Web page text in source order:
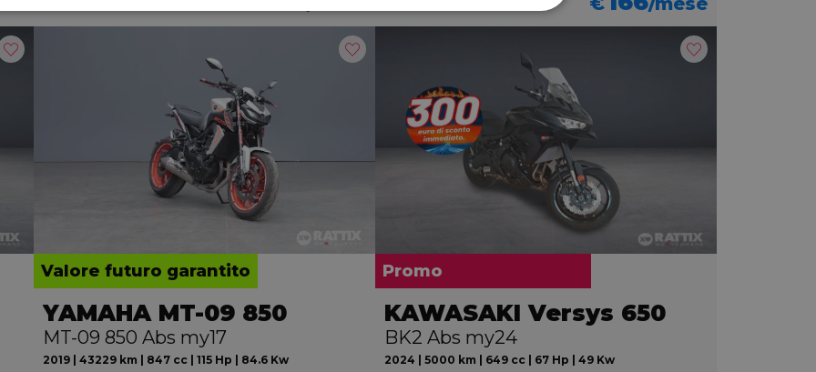
Valore futuro garantito
YAMAHA MT-09 850
MT-09 850 Abs my17
2019 | 43229 km | 847 cc | 115 Hp | 84.6 Kw
Promo
KAWASAKI Versys 650
BK2 Abs my24
2024 | 5000 km | 649 cc | 67 Hp | 49 Kw